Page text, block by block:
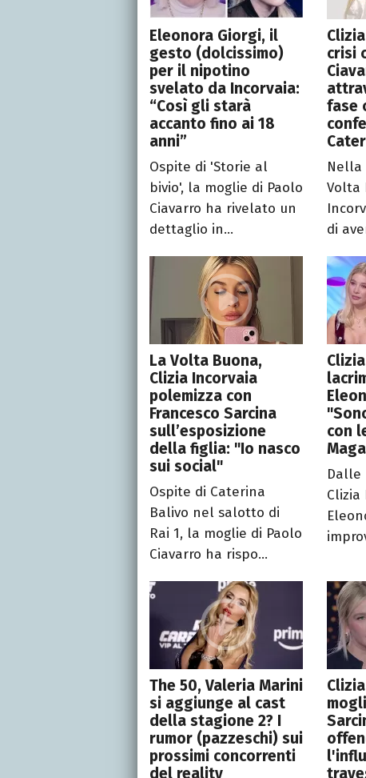
Eleonora Giorgi, il
gesto (dolcissimo)
per il nipotino
svelato da Incorvaia:
“Così gli starà
accanto fino ai 18
anni”
Ospite di 'Storie al
bivio', la moglie di Paolo
Ciavarro ha rivelato un
dettaglio in...
crisi
fase
Nella
Volta
di
La Volta Buona,
Clizia Incorvaia
polemizza con
Francesco Sarcina
sull’esposizione
della figlia: "Io nasco
sui social"
Ospite di Caterina
Balivo nel salotto di
Rai 1, la moglie di Paolo
Ciavarro ha rispo...
con
Dalle
Clizia
The 50, Valeria Marini
si aggiunge al cast
della stagione 2? I
rumor (pazzeschi) sui
prossimi concorrenti
del reality